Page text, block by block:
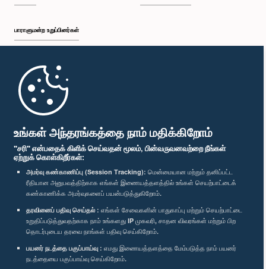
உங்கள் அந்தரங்கத்தை நாம் மதிக்கிறோம்
"சரி" என்பதைக் கிளிக் செய்வதன் மூலம், பின்வருவனவற்றை நீங்கள்
ஏற்றுக் கொள்கிறீர்கள்:
அமர்வு கண்காணிப்பு (Session Tracking): மென்மையான மற்றும் தனிப்பட்ட
ரீதியான அனுபவத்திற்காக எங்கள் இணையத்தளத்தில் உங்கள் செயற்பாட்டைக்
கண்காணிக்க அமர்வுகளைப் பயன்படுத்துகிறோம்.
தரவினைப் பதிவு செய்தல் : எங்கள் சேவைகளின் பாதுகாப்பு மற்றும் செயற்பாட்டை
உறுதிப்படுத்துவதற்காக நாம் உங்களது IP முகவரி, சாதன விவரங்கள் மற்றும் பிற
தொடர்புடைய தரவை நாங்கள் பதிவு செய்கிறோம்.
பயனர் நடத்தை பகுப்பாய்வு : எமது இணையத்தளத்தை மேம்படுத்த நாம் பயனர்
நடத்தையை பகுப்பாய்வு செய்கிறோம்.
பாராளுமன்ற உறுப்பினர்கள்
முதற்பக்கம்
பாராளுமன்ற கையடக்க செயலி
எம்மை பின்தொடர்க :
விருதுகள்
தனியுரிமைக் கொள்கை